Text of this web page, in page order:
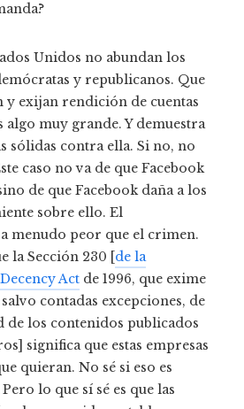
Unidos no abundan los
y republicanos. Que
y exijan rendición de cuentas
algo muy grande. Y demuestra
sólidas contra ella. Si no, no
caso no va de que Facebook
de que Facebook daña a los
sobre ello. El
menudo peor que el crimen.
la Sección 230 [de la
Act de 1996, que exime
contadas excepciones, de
de los contenidos publicados
significa que estas empresas
quieran. No sé si eso es
lo que sí sé es que las